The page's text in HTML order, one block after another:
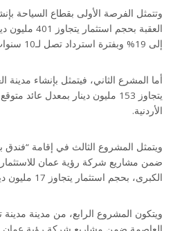
وتتمثل الفرصة الأولى بقطاع السياحة
العقبة بحجم
إلى 19% وبفترة استرداد تصل لـ10 سنوات.
أما المشرع الثاني، فيتمثل بإنشاء مدينة
الأردنية.
ويتمثل المشروع الثالث في إقامة
ضمن مشاريع شركة رؤية عمان للاستثمار
الكبرى، بحجم استثمار يتجاوز 17 مليون دينار وبمعدل عائد متوقع 15%.
ويتكون المشروع الرابع، من مدينة